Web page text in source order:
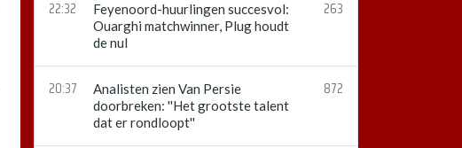
22:32
Feyenoord-huurlingen succesvol:
Ouarghi matchwinner, Plug houdt
de nul
263
20:37
Analisten zien Van Persie
doorbreken: ''Het grootste talent
dat er rondloopt''
872